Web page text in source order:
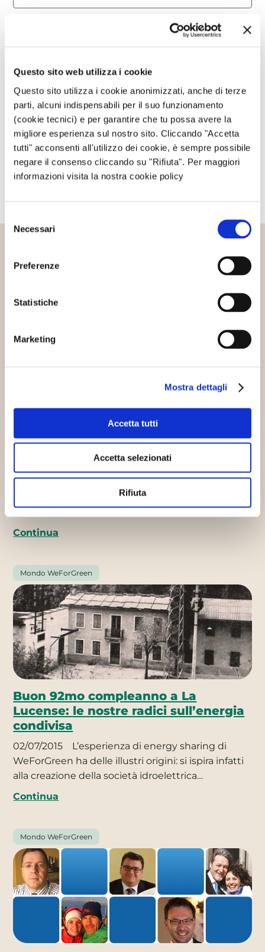
Questo sito web utilizza i cookie
Questo sito utilizza i cookie anonimizzati, anche di terze
parti, alcuni indispensabili per il suo funzionamento
(cookie tecnici) e per garantire che tu possa avere la
migliore esperienza sul nostro sito. Cliccando "Accetta
tutti" acconsenti all'utilizzo dei cookie, è sempre possibile
negare il consenso cliccando su "Rifiuta". Per maggiori
informazioni visita la nostra cookie policy
delNecessari
Preferenze
Statistiche
Marketing
Mostra dettagli
Accetta tutti
Accetta selezionati
Rifiuta
Questo sito è protetto da reCAPTCHA, ed è soggetto alla
di Google.
Avvertimi via email in caso di risposte al mio
commento.
Avvertimi via email alla pubblicazione di un nuovo
articolo.
Altri articoli che potrebbero
E-Planet racconta le nostre Comunità
03/09/2020
Il 23 agosto il nostro modello di
autoproduzione e consumo di energia 100%
Continua
Mondo WeForGreen
Buon 92mo compleanno a La
Lucense: le nostre radici sull’energia
condivisa
02/07/2015
L’esperienza di energy sharing di
WeForGreen ha delle illustri origini: si ispira infatti
alla creazione della società idroelettrica…
Continua
Mondo WeForGreen